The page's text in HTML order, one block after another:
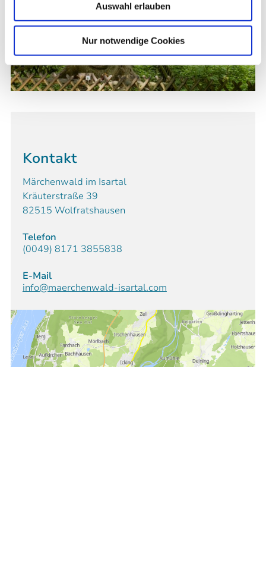
Auswahl erlauben
Nur notwendige Cookies
Kontakt
Märchenwald im Isartal
Kräuterstraße 39
82515 Wolfratshausen
Telefon
(0049) 8171 3855838
E-Mail
info@maerchenwald-isartal.com